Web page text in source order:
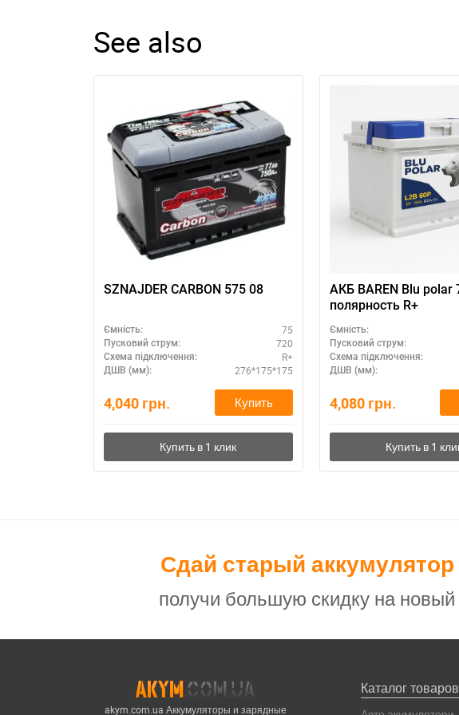
See also
SZNAJDER CARBON 575 08
Ємність: 75
Пусковий струм: 720
Схема підключення: R+
ДШВ (мм): 276*175*175
4,040 грн. Купить
АКБ BAREN Blu polar
полярность R+
Ємність:
Пусковий струм:
Схема підключення:
ДШВ (мм):
4,080 грн.
Сдай старый аккумулятор
получи большую скидку на новый
akym.com.ua Аккумуляторы и зарядные
Каталог товаров